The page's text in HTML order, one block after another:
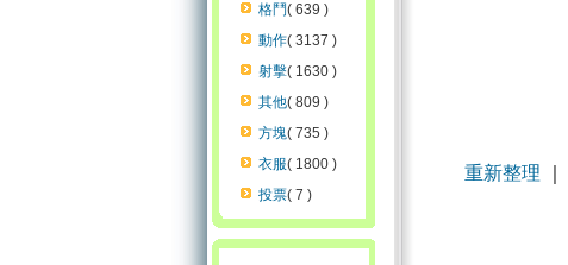
格鬥( 639 )
動作( 3137 )
射擊( 1630 )
其他( 809 )
方塊( 735 )
衣服( 1800 )
投票( 7 )
重新整理